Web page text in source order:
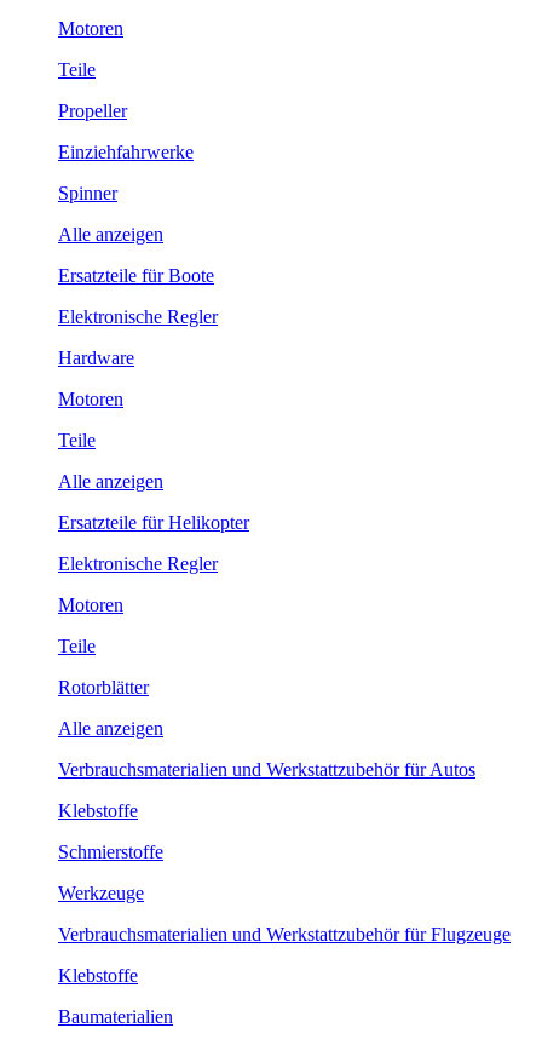
Motoren
Teile
Propeller
Einziehfahrwerke
Spinner
Alle anzeigen
Ersatzteile für Boote
Elektronische Regler
Hardware
Motoren
Teile
Alle anzeigen
Ersatzteile für Helikopter
Elektronische Regler
Motoren
Teile
Rotorblätter
Alle anzeigen
Verbrauchsmaterialien und Werkstattzubehör für Autos
Klebstoffe
Schmierstoffe
Werkzeuge
Verbrauchsmaterialien und Werkstattzubehör für Flugzeuge
Klebstoffe
Baumaterialien